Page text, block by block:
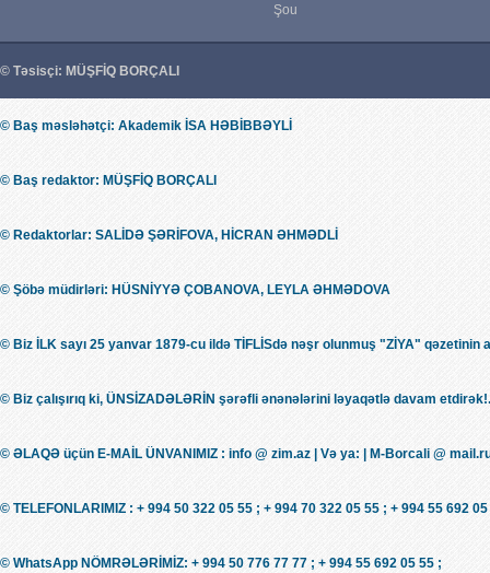
Şou
© Təsisçi: MÜŞFİQ BORÇALI
© Baş məsləhətçi: Akademik İSA HƏBİBBƏYLİ
© Baş redaktor: MÜŞFİQ BORÇALI
© Redaktorlar: SALİDƏ ŞƏRİFOVA, HİCRAN ƏHMƏDLİ
© Şöbə müdirləri: HÜSNİYYƏ ÇOBANOVA, LEYLA ƏHMƏDOVA
© Biz İLK sayı 25 yanvar 1879-cu ildə TİFLİSdə nəşr olunmuş "ZİYA" qəzetinin
© Biz çalışırıq ki, ÜNSİZADƏLƏRİN şərəfli ənənələrini ləyaqətlə davam
© ƏLAQƏ üçün E-MAİL ÜNVANIMIZ : info @ zim.az | Və ya: | M-Borcali @
© TELEFONLARIMIZ : + 994 50 322 05 55 ; + 994 70 322 05 55 ; + 994 55 692
© WhatsApp NÖMRƏLƏRİMİZ: + 994 50 776 77 77 ; + 994 55 692 05 55 ;